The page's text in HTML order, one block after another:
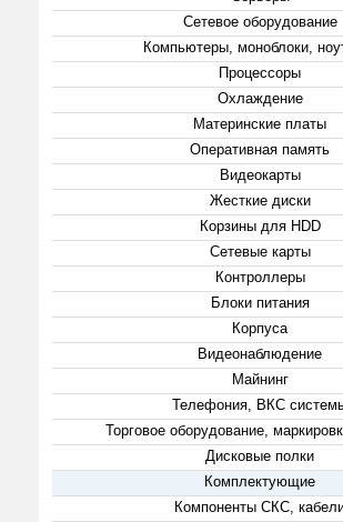
Сетевое оборудование
Компьютеры, моноблоки,
Процессоры
Охлаждение
Материнские платы
Оперативная память
Видеокарты
Жесткие диски
Корзины для HDD
Сетевые карты
Контроллеры
Блоки питания
Корпуса
Видеонаблюдение
Майнинг
Телефония, ВКС
Торговое оборудование,
Дисковые полки
Комплектующие
Компоненты СКС,